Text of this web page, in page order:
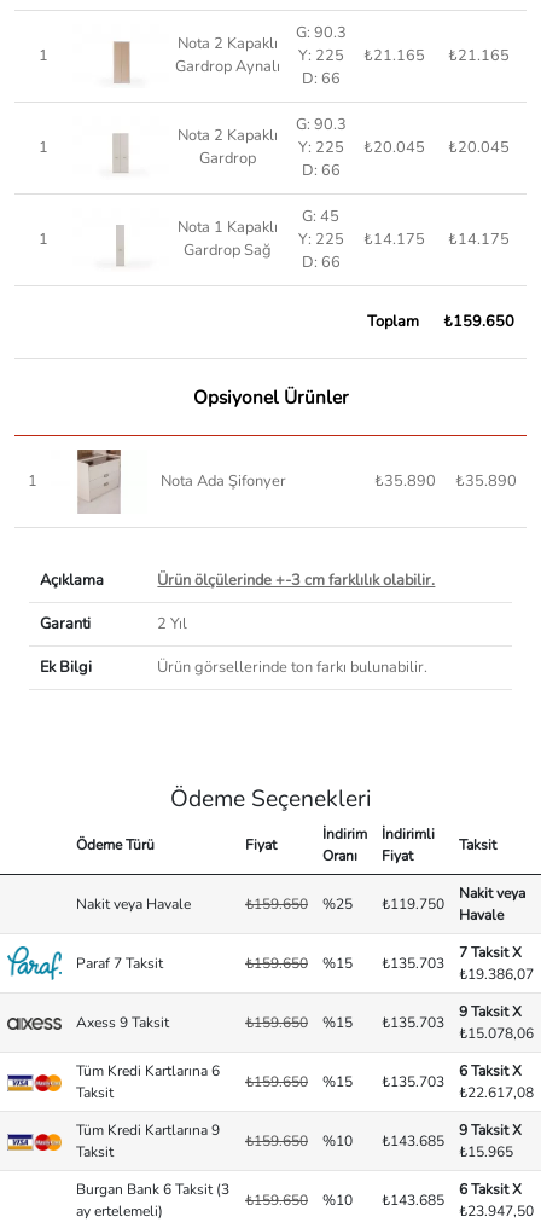
1
Nota 2 Kapaklı
Gardrop Aynalı
G: 90.3
Y: 225
D: 66
₺21.165 ₺21.165
1
Nota 2 Kapaklı
Gardrop
G: 90.3
Y: 225
D: 66
₺20.045 ₺20.045
1
Nota 1 Kapaklı
Gardrop Sağ
G: 45
Y: 225
D: 66
₺14.175 ₺14.175
Toplam ₺159.650
Opsiyonel Ürünler
1 Nota Ada Şifonyer ₺35.890 ₺35.890
Açıklama
Ürün ölçülerinde +-3 cm farklılık olabilir.
Garanti
2 Yıl
Ek Bilgi
Ürün görsellerinde ton farkı bulunabilir.
Ödeme Seçenekleri
Ödeme Türü Fiyat
İndirim
Oranı
İndirimli
Fiyat
Taksit
Nakit veya Havale ₺159.650 %25 ₺119.750
Nakit veya
Havale
Paraf 7 Taksit ₺159.650 %15 ₺135.703
7 Taksit X
₺19.386,07
Axess 9 Taksit ₺159.650 %15 ₺135.703
9 Taksit X
₺15.078,06
Tüm Kredi Kartlarına 6
Taksit
₺159.650 %15 ₺135.703
6 Taksit X
₺22.617,08
Tüm Kredi Kartlarına 9
Taksit
₺159.650 %10 ₺143.685
9 Taksit X
₺15.965
Burgan Bank 6 Taksit (3
ay ertelemeli)
₺159.650 %10 ₺143.685
6 Taksit X
₺23.947,50